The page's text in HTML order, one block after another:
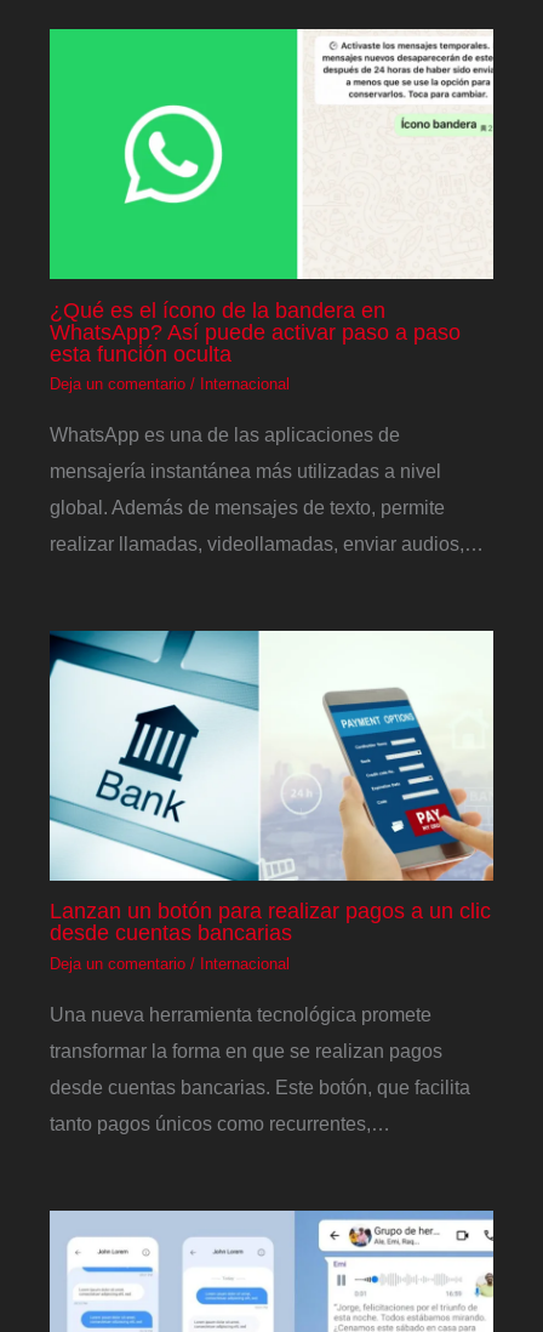
¿Qué es el ícono de la bandera en
WhatsApp? Así puede activar paso a paso
esta función oculta
Deja un comentario / Internacional
WhatsApp es una de las aplicaciones de
mensajería instantánea más utilizadas a nivel
global. Además de mensajes de texto, permite
realizar llamadas, videollamadas, enviar audios,…
Lanzan un botón para realizar pagos a un clic
desde cuentas bancarias
Deja un comentario / Internacional
Una nueva herramienta tecnológica promete
transformar la forma en que se realizan pagos
desde cuentas bancarias. Este botón, que facilita
tanto pagos únicos como recurrentes,…